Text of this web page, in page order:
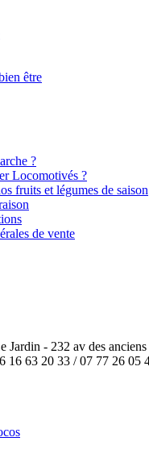
être
?
Locomotivés ?
fruits et légumes de saison
de vente
Jardin - 232 av des anciens
16 63 20 33 / 07 77 26 05